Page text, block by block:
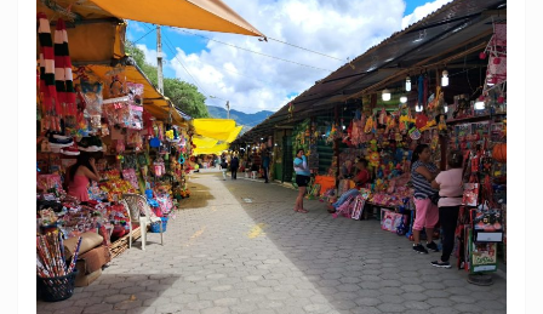
o
k
p
p
a
m
n
k
t
i